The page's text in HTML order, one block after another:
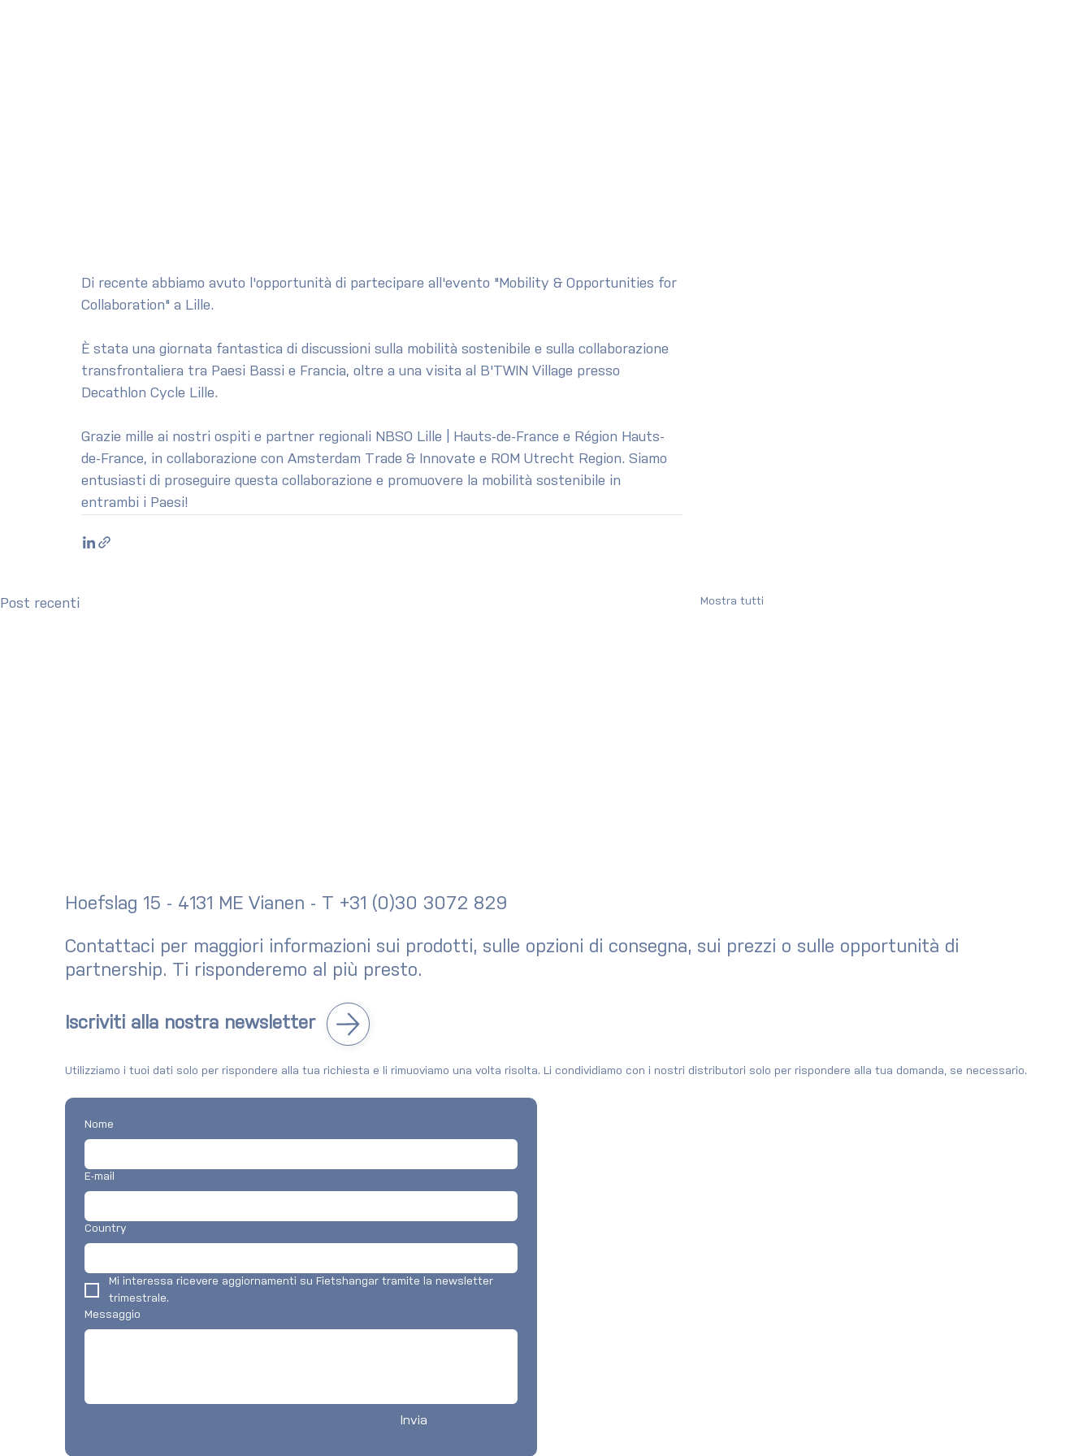
Di recente abbiamo avuto l'opportunità di partecipare all'evento "Mobility & Opportunities for
Collaboration" a Lille.
È stata una giornata fantastica di discussioni sulla mobilità sostenibile e sulla collaborazione
transfrontaliera tra Paesi Bassi e Francia, oltre a una visita al B'TWIN Village presso
Decathlon Cycle Lille.
Grazie mille ai nostri ospiti e partner regionali NBSO Lille | Hauts-de-France e Région Hauts-
de-France, in collaborazione con Amsterdam Trade & Innovate e ROM Utrecht Region. Siamo
entusiasti di proseguire questa collaborazione e promuovere la mobilità sostenibile in
entrambi i Paesi!
Post recenti Mostra tutti
Parking di New York
Hoefslag 15 - 4131 ME Vianen - T +31 (0)30 3072 829
Contattaci per maggiori informazioni sui prodotti, sulle opzioni di consegna, sui prezzi o sulle opportunità di
partnership. Ti risponderemo al più presto.
Iscriviti alla nostra newsletter
Utilizziamo i tuoi dati solo per rispondere alla tua richiesta e li rimuoviamo una volta risolta. Li condividiamo con i nostri distributori solo per rispondere alla tua domanda, se necessario.
Nome
E-mail
Country
Mi interessa ricevere aggiornamenti su Fietshangar tramite la newsletter
trimestrale.
Messaggio
Invia